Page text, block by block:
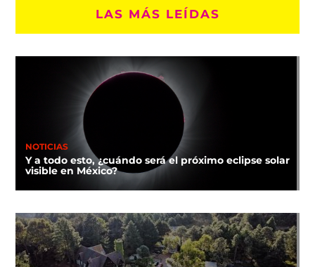
LAS MÁS LEÍDAS
NOTICIAS
Y a todo esto, ¿cuándo será el próximo eclipse solar
visible en México?